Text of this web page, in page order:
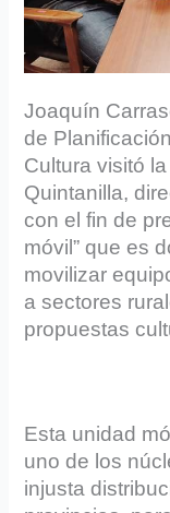
Joaquín
de
Cultura visitó
Quintanilla,
con el fin de
móvil” que es
movilizar
a sectores
propuestas
Esta unidad
uno de los
injusta